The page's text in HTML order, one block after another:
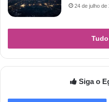
24 de julho de
Siga o